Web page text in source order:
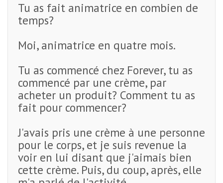
Tu as fait animatrice en combien de
temps?
Moi, animatrice en quatre mois.
Tu as commencé chez Forever, tu as
commencé par une crème, par
acheter un produit? Comment tu as
fait pour commencer?
J'avais pris une crème à une personne
pour le corps, et je suis revenue la
voir en lui disant que j'aimais bien
cette crème. Puis, du coup, après, elle